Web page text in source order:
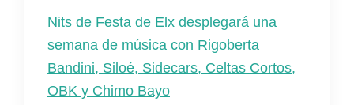
Nits de Festa de Elx desplegará una
semana de música con Rigoberta
Bandini, Siloé, Sidecars, Celtas Cortos,
OBK y Chimo Bayo